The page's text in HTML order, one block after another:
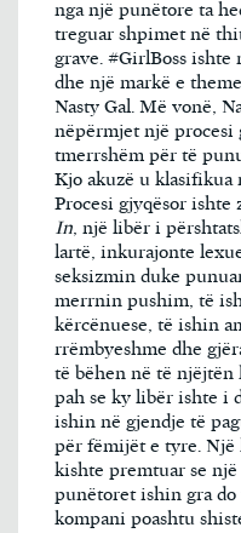
nga një punëtore ta
treguar shpimet në
grave. #GirlBoss
dhe një markë e
Nasty Gal. Më vonë,
nëpërmjet një procesi
tmerrshëm për të
Kjo akuzë u klasifikua
Procesi gjyqësor
In, një libër i
lartë, inkurajonte
seksizmin duke
merrnin pushim, të
kërcënuese, të ishin
rrëmbyeshme dhe
të bëhen në të njëjtën
pah se ky libër ishte i
ishin në gjendje të
për fëmijët e tyre.
kishte premtuar se
punëtoret ishin gra
kompani poashtu